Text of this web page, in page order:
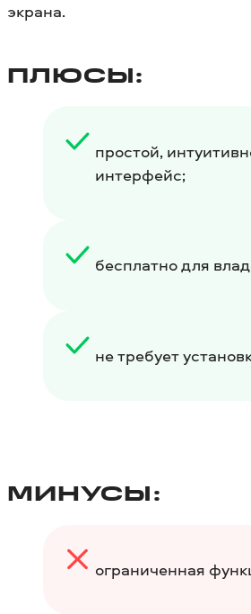
экрана.
ПЛЮСЫ:
простой,
интерфейс;
бесплатно для
не требует
МИНУСЫ:
ограниченная